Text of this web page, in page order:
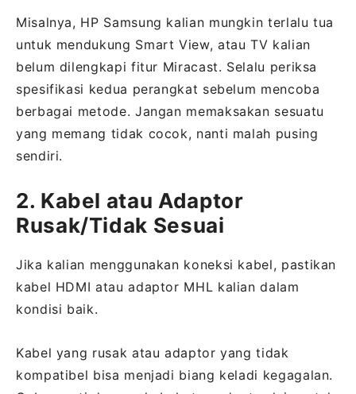
Misalnya, HP Samsung kalian mungkin terlalu tua
untuk mendukung Smart View, atau TV kalian
belum dilengkapi fitur Miracast. Selalu periksa
spesifikasi kedua perangkat sebelum mencoba
berbagai metode. Jangan memaksakan sesuatu
yang memang tidak cocok, nanti malah pusing
sendiri.
2. Kabel atau Adaptor
Rusak/Tidak Sesuai
Jika kalian menggunakan koneksi kabel, pastikan
kabel HDMI atau adaptor MHL kalian dalam
kondisi baik.
Kabel yang rusak atau adaptor yang tidak
kompatibel bisa menjadi biang keladi kegagalan.